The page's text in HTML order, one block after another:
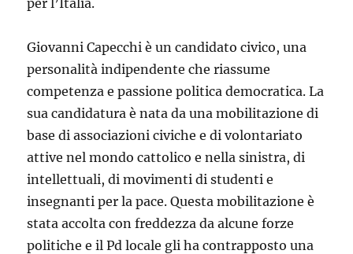
Giovanni Capecchi è un candidato civico, una
personalità indipendente che riassume
competenza e passione politica democratica. La
sua candidatura è nata da una mobilitazione di
base di associazioni civiche e di volontariato
attive nel mondo cattolico e nella sinistra, di
intellettuali, di movimenti di studenti e
insegnanti per la pace. Questa mobilitazione è
stata accolta con freddezza da alcune forze
politiche e il Pd locale gli ha contrapposto una